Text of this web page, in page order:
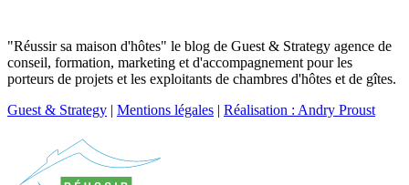
"Réussir sa maison d'hôtes" le blog de Guest & Strategy agence de
conseil, formation, marketing et d'accompagnement pour les
porteurs de projets et les exploitants de chambres d'hôtes et de gîtes.
Guest & Strategy | Mentions légales | Réalisation : Andry Proust